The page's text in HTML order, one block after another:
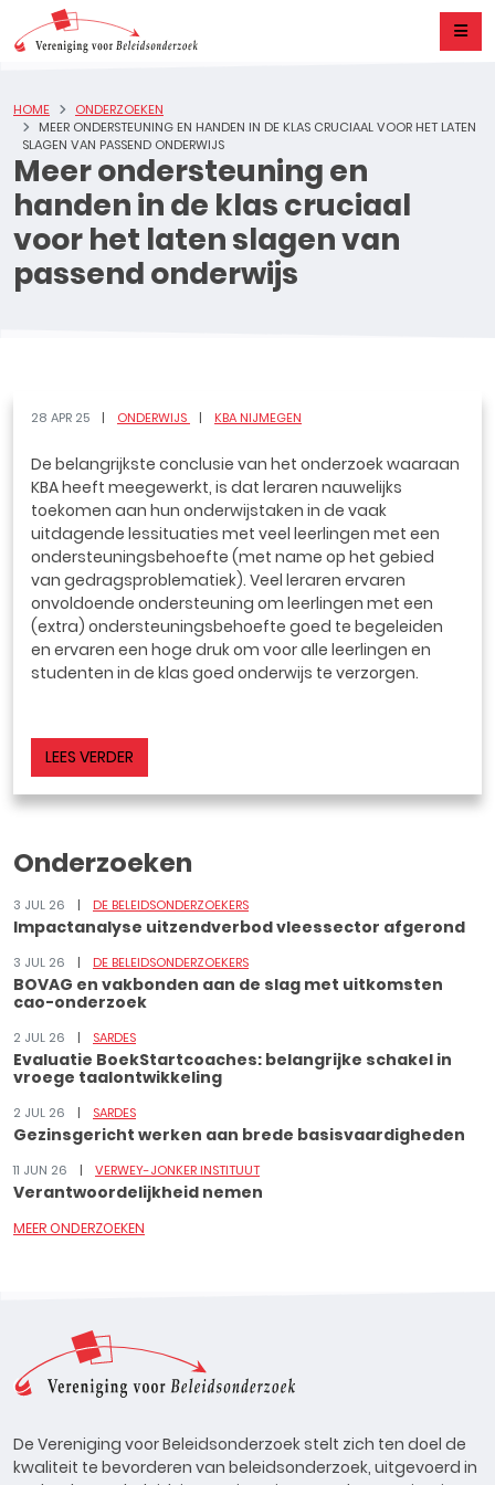
Meer ondersteuning en
handen in de klas cruciaal
voor het laten slagen van
passend onderwijs
HOME
ONDERZOEKEN
MEER ONDERSTEUNING EN HANDEN IN DE KLAS CRUCIAAL VOOR HET LATEN
SLAGEN VAN PASSEND ONDERWIJS
28 APR 25 ONDERWIJS KBA NIJMEGEN
De belangrijkste conclusie van het onderzoek waaraan
KBA heeft meegewerkt, is dat leraren nauwelijks
toekomen aan hun onderwijstaken in de vaak
uitdagende lessituaties met veel leerlingen met een
ondersteuningsbehoefte (met name op het gebied
van gedragsproblematiek). Veel leraren ervaren
onvoldoende ondersteuning om leerlingen met een
(extra) ondersteuningsbehoefte goed te begeleiden
en ervaren een hoge druk om voor alle leerlingen en
studenten in de klas goed onderwijs te verzorgen.
LEES VERDER
Onderzoeken
3 JUL 26 DE BELEIDSONDERZOEKERS
Impactanalyse uitzendverbod vleessector afgerond
3 JUL 26 DE BELEIDSONDERZOEKERS
BOVAG en vakbonden aan de slag met uitkomsten
cao-onderzoek
2 JUL 26 SARDES
Evaluatie BoekStartcoaches: belangrijke schakel in
vroege taalontwikkeling
2 JUL 26 SARDES
Gezinsgericht werken aan brede basisvaardigheden
11 JUN 26 VERWEY-JONKER INSTITUUT
Verantwoordelijkheid nemen
MEER ONDERZOEKEN
De Vereniging voor Beleidsonderzoek stelt zich ten doel de
kwaliteit te bevorderen van beleidsonderzoek, uitgevoerd in